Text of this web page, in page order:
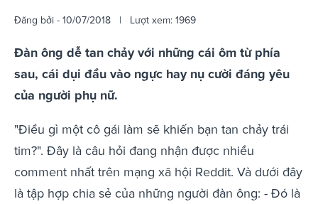
Đăng bởi - 10/07/2018 | Lượt xem: 1969
Đàn ông dễ tan chảy với những cái ôm từ phía
sau, cái dụi đầu vào ngực hay nụ cười đáng yêu
của người phụ nữ.
"Điều gì một cô gái làm sẽ khiến bạn tan chảy trái
tim?". Đây là câu hỏi đang nhận được nhiều
comment nhất trên mạng xã hội Reddit. Và dưới đây
là tập hợp chia sẻ của những người đàn ông: - Đó là